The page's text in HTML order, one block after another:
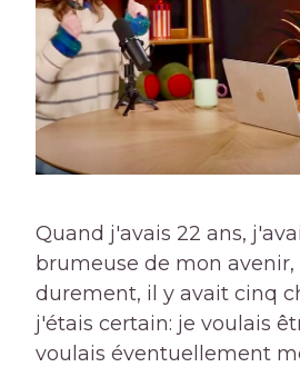
Quand j'avais 22 ans,
brumeuse de mon avenir,
durement, il y avait cinq
j'étais certain: je voulais
voulais éventuellement